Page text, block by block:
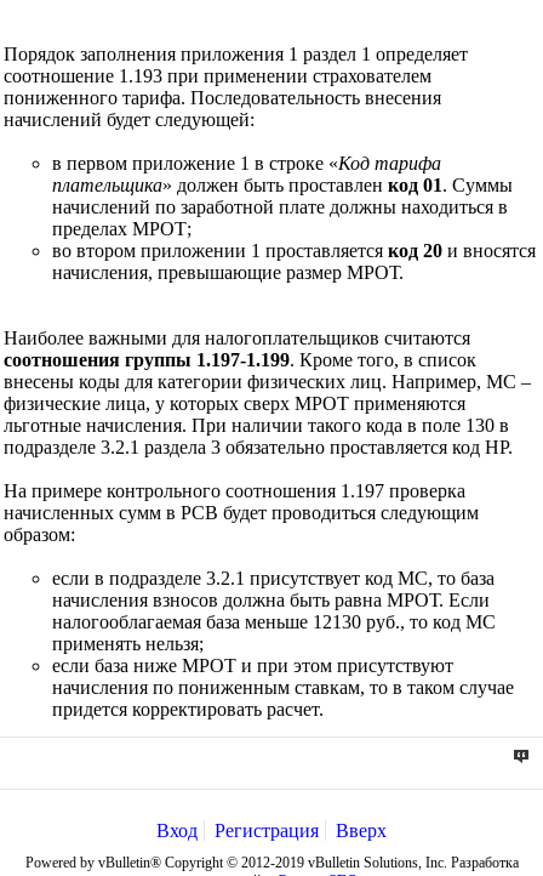
Порядок заполнения приложения 1 раздел 1 определяет
соотношение 1.193 при применении страхователем
пониженного тарифа. Последовательность внесения
начислений будет следующей:
в первом приложение 1 в строке «Код тарифа
плательщика» должен быть проставлен код 01. Суммы
начислений по заработной плате должны находиться в
пределах МРОТ;
во втором приложении 1 проставляется код 20 и вносятся
начисления, превышающие размер МРОТ.
Наиболее важными для налогоплательщиков считаются
соотношения группы 1.197-1.199. Кроме того, в список
внесены коды для категории физических лиц. Например, МС –
физические лица, у которых сверх МРОТ применяются
льготные начисления. При наличии такого кода в поле 130 в
подразделе 3.2.1 раздела 3 обязательно проставляется код НР.
На примере контрольного соотношения 1.197 проверка
начисленных сумм в РСВ будет проводиться следующим
образом:
если в подразделе 3.2.1 присутствует код МС, то база
начисления взносов должна быть равна МРОТ. Если
налогооблагаемая база меньше 12130 руб., то код МС
применять нельзя;
если база ниже МРОТ и при этом присутствуют
начисления по пониженным ставкам, то в таком случае
придется корректировать расчет.
Вход Регистрация Вверх
Powered by vBulletin® Copyright © 2012-2019 vBulletin Solutions, Inc. Разработка